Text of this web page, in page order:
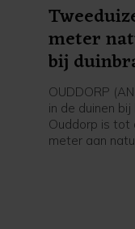
meter
bij
OUDDORP
in de duinen
Ouddorp is tot
meter aan